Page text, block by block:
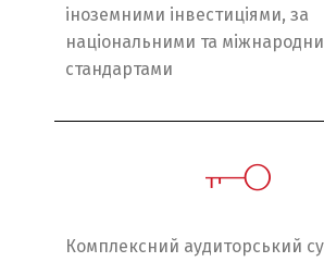
іноземними інвестиціями, за
національними та
стандартами
Комплексний аудиторський